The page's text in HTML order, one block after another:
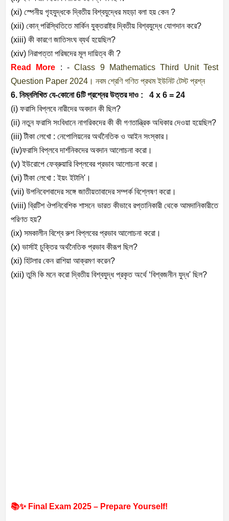
(xi) স্পেনীয় গৃহযুদ্ধকে দ্বিতীয় বিশ্বযুদ্ধের মহড়া বলা হয় কেন?
(xii) কোন্ পরিস্থিতিতে মার্কিন যুক্তরাষ্ট্র দ্বিতীয় বিশ্বযুদ্ধে যোগদান করে?
(xiii) কী কারণে জাতিসংঘ ব্যর্থ হয়েছিল?
(xiv) নিরাপত্তা পরিষদের মূল দায়িত্ব কী ?
Read More : -Class 9 Mathematics Third Unit Test
Question Paper 2024। নবম শ্রেণি গণিত প্রথম ইউনিট টেস্ট প্রশ্ন
6. নিম্নলিখিত যে-কোনো6টি প্রশ্নের উত্তর দাও :
4 x 6 = 24
(i) ফরাসি বিপ্লবে নারীদের অবদান কী ছিল?
(ii) নতুন ফরাসি সংবিধানে নাগরিকদের কী কী গণতান্ত্রিক অধিকার দেওয়া হয়েছিল?
(iii)টীকা লেখো : নেপোলিয়নের অর্থনৈতিক ও আইন সংস্কার।
(iv)ফরাসি বিপ্লবে দার্শনিকদের অবদান আলোচনা করো।
(v)ইউরোপে ফেব্রুয়ারি বিপ্লবের প্রভাব আলোচনা করো।
(vi)টীকা লেখো : ইয়ং ইটালি' ।
(vii) উপনিবেশবাদের সঙ্গে জাতীয়তাবাদের সম্পর্ক বিশ্লেষণ করো।
(viii)ব্রিটিশ ঔপনিবেশিক শাসনে ভারত কীভাবে রপ্তানিকারী থেকে আমদানিকারীতে
পরিণত হয়?
(ix) সমকালীন বিশ্বে রুশ বিপ্লবের প্রভাব আলোচনা করো।
(x) ভার্সাই চুক্তির অর্থনৈতিক প্রভাব কীরূপ ছিল?
(xi) হিটলার কেন রাশিয়া আক্রমণ করেন?
(xii)তুমি কি মনে করো দ্বিতীয় বিশ্বযুদ্ধ প্রকৃত অর্থে ‘বিশ্বজনীন যুদ্ধ' ছিল?
📚✨ Final Exam 2025 – Prepare Yourself!